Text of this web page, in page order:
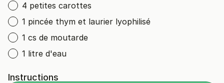
4 petites carottes
1 pincée thym et laurier lyophilisé
1 cs de moutarde
1 litre d'eau
Instructions